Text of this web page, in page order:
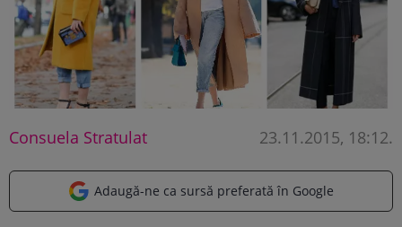
Consuela Stratulat 23.11.2015, 18:12.
Adaugă-ne ca sursă preferată în Google